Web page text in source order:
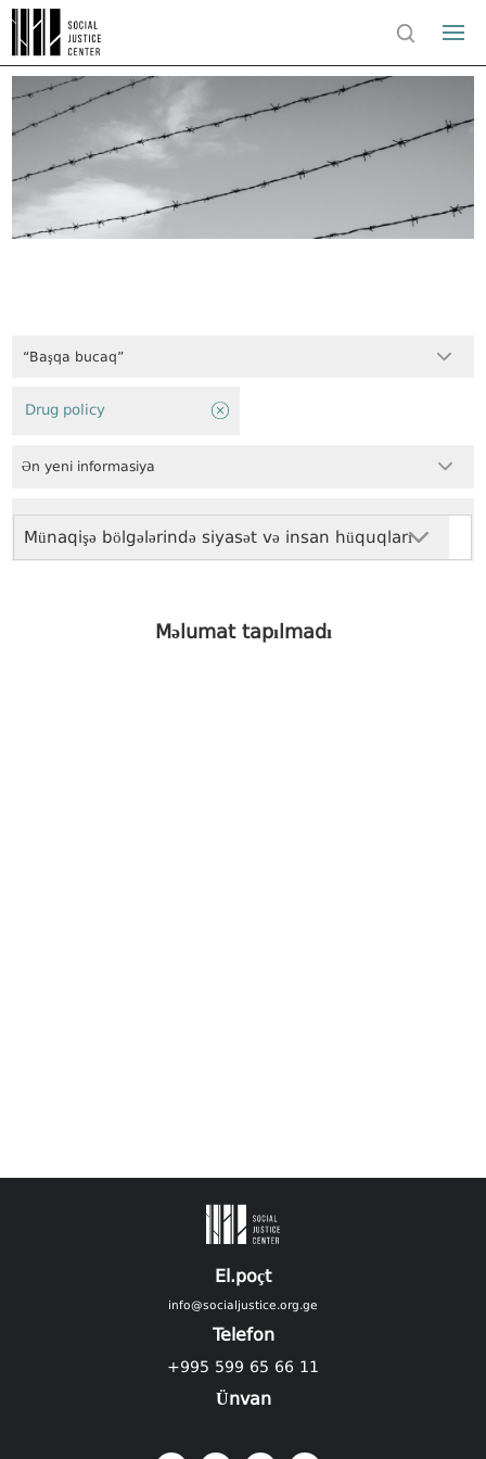
“Başqa bucaq”
Münaqişə bölgələrində siyasət və insan hüquqları
Drug policy
Ən yeni informasiya
Məlumat tapılmadı
El.poçt
info@socialjustice.org.ge
Telefon
+995 599 65 66 11
Ünvan